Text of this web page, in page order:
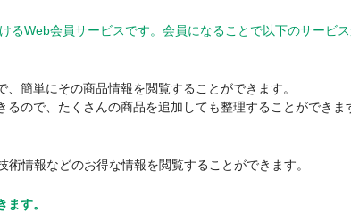
るWeb会員サービスです。会員になることで以下のサービス
簡単にその商品情報を閲覧することができます。
ので、たくさんの商品を追加しても整理することができま
情報などのお得な情報を閲覧することができます。
す。